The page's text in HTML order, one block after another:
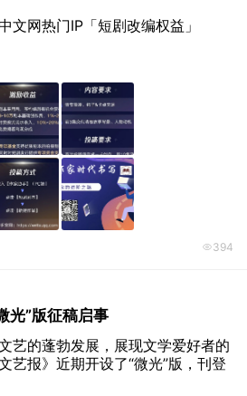
文网热门IP「短剧改编权益」
394
光”版征稿启事
艺的蓬勃发展，展现文学爱好者的
艺报》近期开设了“微光”版，刊登